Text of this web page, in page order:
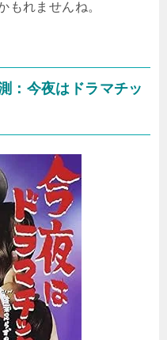
もれませんね。
：今夜はドラマチッ